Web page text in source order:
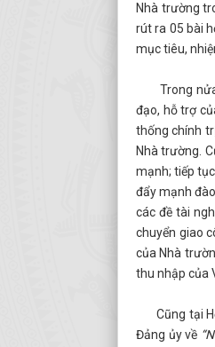
Nhà trường
rút ra 05 bài
mục tiêu,
Trong nửa
đạo, hỗ trợ
thống chính
Nhà trường.
mạnh; tiếp
đẩy mạnh
các đề tài
chuyển giao
của Nhà
thu nhập của
Cũng tại
Đảng ủy về